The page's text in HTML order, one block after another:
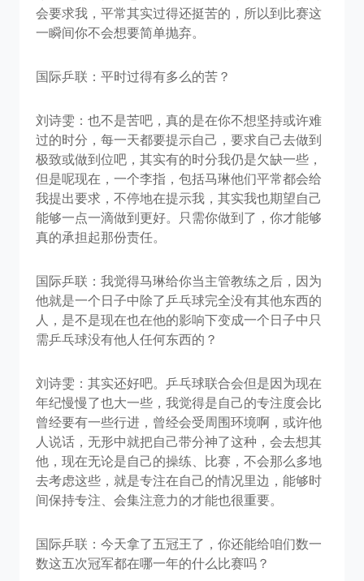
会要求我，平常其实过得还挺苦的，所以到比赛这
一瞬间你不会想要简单抛弃。
国际乒联：平时过得有多么的苦？
刘诗雯：也不是苦吧，真的是在你不想坚持或许难
过的时分，每一天都要提示自己，要求自己去做到
极致或做到位吧，其实有的时分我仍是欠缺一些，
但是呢现在，一个李指，包括马琳他们平常都会给
我提出要求，不停地在提示我，其实我也期望自己
能够一点一滴做到更好。只需你做到了，你才能够
真的承担起那份责任。
国际乒联：我觉得马琳给你当主管教练之后，因为
他就是一个日子中除了乒乓球完全没有其他东西的
人，是不是现在也在他的影响下变成一个日子中只
需乒乓球没有他人任何东西的？
刘诗雯：其实还好吧。乒乓球联合会但是因为现在
年纪慢慢了也大一些，我觉得是自己的专注度会比
曾经要有一些行进，曾经会受周围环境啊，或许他
人说话，无形中就把自己带分神了这种，会去想其
他，现在无论是自己的操练、比赛，不会那么多地
去考虑这些，就是专注在自己的情况里边，能够时
间保持专注、会集注意力的才能也很重要。
国际乒联：今天拿了五冠王了，你还能给咱们数一
数这五次冠军都在哪一年的什么比赛吗？